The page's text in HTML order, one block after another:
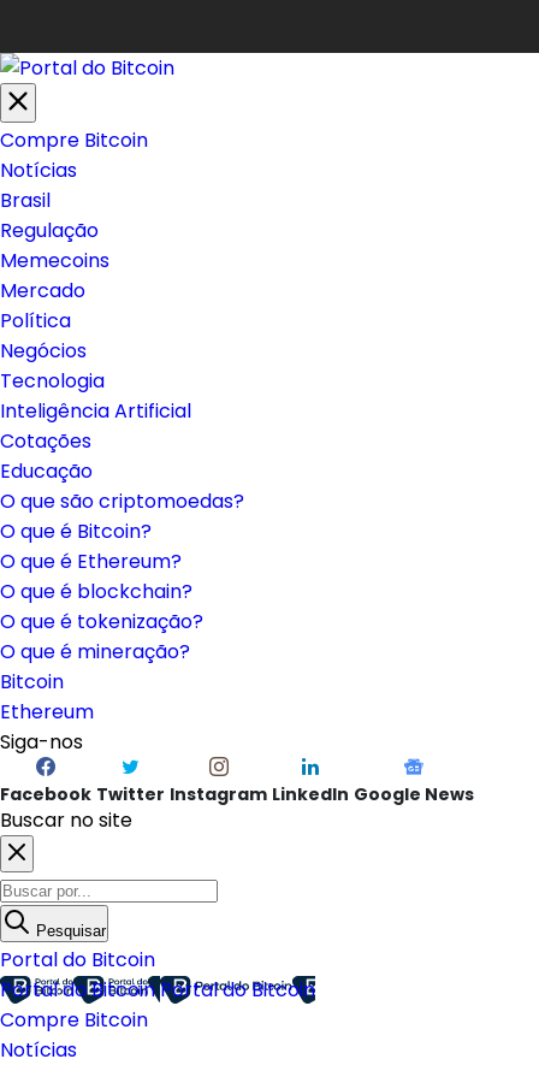
Compre Bitcoin
Notícias
Brasil
Regulação
Memecoins
Mercado
Política
Negócios
Tecnologia
Inteligência Artificial
Cotações
Educação
O que são criptomoedas?
O que é Bitcoin?
O que é Ethereum?
O que é blockchain?
O que é tokenização?
O que é mineração?
Bitcoin
Ethereum
Siga-nos
Facebook Twitter Instagram LinkedIn Google News
Buscar no site
Pesquisar
Portal do Bitcoin
Portal do BitcoinPortal do Bitcoin
Compre Bitcoin
Notícias